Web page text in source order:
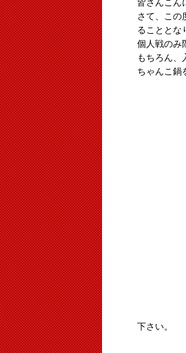
皆さんこん
さて、この
ることとな
個人戦のみ
もちろん、
ちゃんこ鍋
大会日
当日
場 所
西武
参加資
試合方
上記
参加人
当日持
着用
申し込
学部
下さい。
尚、